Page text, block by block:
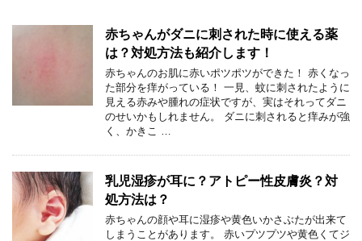
赤ちゃんがダニに刺された時に使える薬
は？対処方法も紹介します！
赤ちゃんのお肌に赤いポツポツができた！ 赤くなっ
た部分を痒がっている！ 一見、蚊に刺されたように
見える赤みや腫れの症状ですが、実はそれってダニ
のせいかもしれません。 ダニに刺されると痒みが強
く、かきこ …
乳児湿疹が耳に？アトピー性皮膚炎？対
処方法は？
赤ちゃんの顔や耳に湿疹や黄色いかさぶたが出来て
しまうことがあります。 赤いプツプツや黄色くてジ